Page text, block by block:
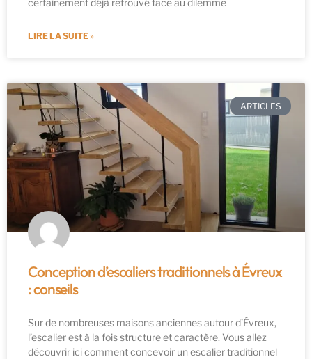
certainement déjà retrouvé face au dilemme
LIRE LA SUITE »
ARTICLES
Conception d’escaliers traditionnels à Évreux
: conseils
Sur de nombreuses maisons anciennes autour d’Évreux,
l’escalier est à la fois structure et caractère. Vous allez
découvrir ici comment concevoir un escalier traditionnel